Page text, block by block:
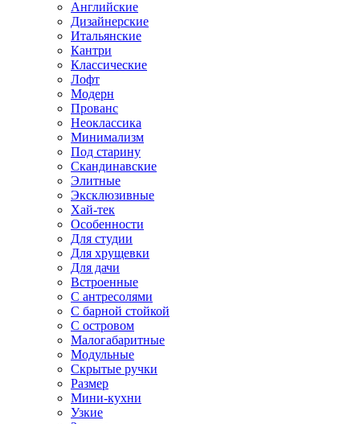
Английские
Дизайнерские
Итальянские
Кантри
Классические
Лофт
Модерн
Прованс
Неоклассика
Минимализм
Под старину
Скандинавские
Элитные
Эксклюзивные
Хай-тек
Особенности
Для студии
Для хрущевки
Для дачи
Встроенные
С антресолями
С барной стойкой
С островом
Малогабаритные
Модульные
Скрытые ручки
Размер
Мини-кухни
Узкие